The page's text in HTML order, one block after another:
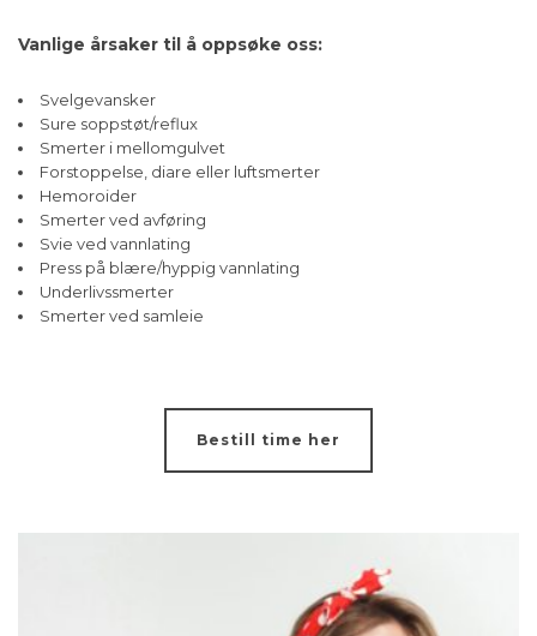
Vanlige årsaker til å oppsøke oss:
Svelgevansker
Sure soppstøt/reflux
Smerter i mellomgulvet
Forstoppelse, diare eller luftsmerter
Hemoroider
Smerter ved avføring
Svie ved vannlating
Press på blære/hyppig vannlating
Underlivssmerter
Smerter ved samleie
Bestill time her